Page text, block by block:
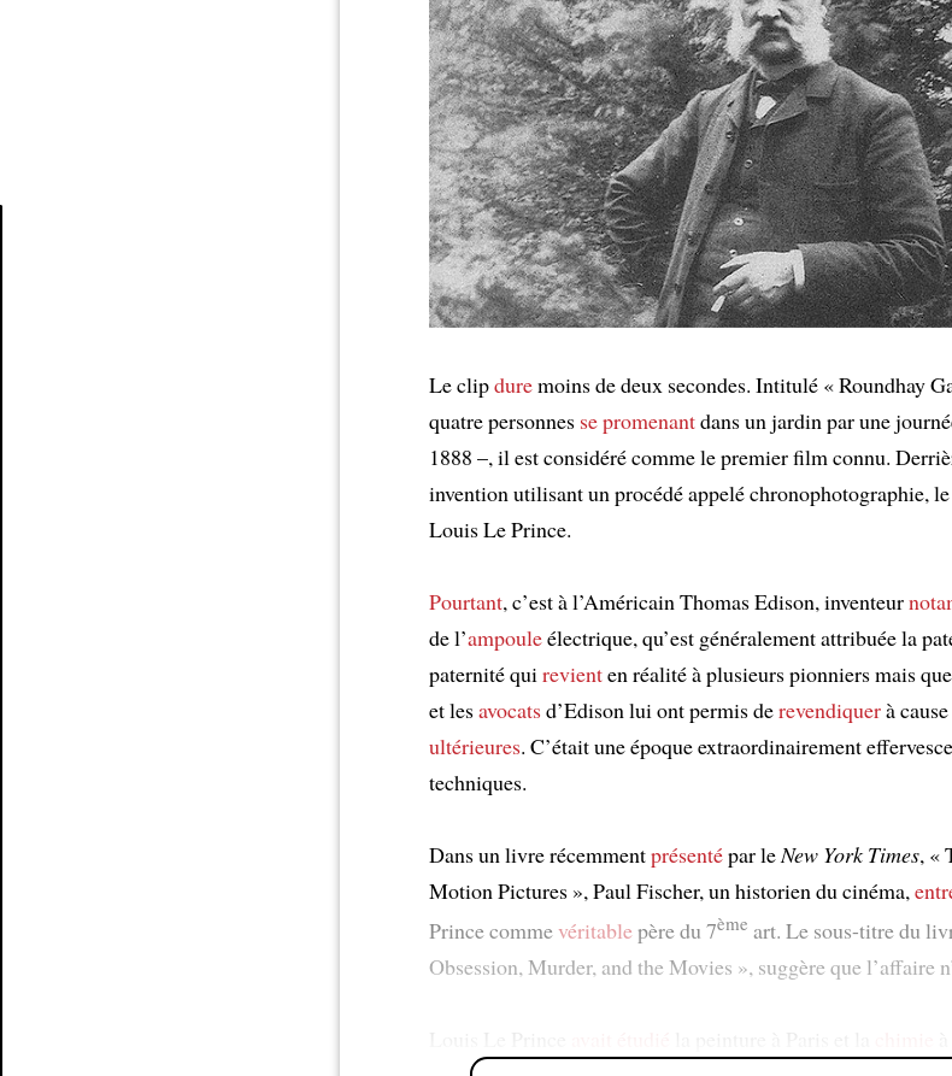
Le clipduremoins de deux secondes. Intitulé « Roundhay
quatre personnes se promenantdans un jardin par une
1888 –, il est considéré comme le premier film connu.
invention utilisant un procédé appelé chronophotographie, le
Louis Le Prince.
Pourtant, c’est à l’Américain Thomas Edison, inventeur
de l’ampouleélectrique, qu’est généralement attribuée la
paternité qui revienten réalité à plusieurs pionniers mais
et lesavocatsd’Edison lui ont permis derevendiquerà
ultérieures. C’était une époque extraordinairement
techniques.
Dans un livre récemmentprésentépar le New York Times, «
Motion Pictures », Paul Fischer, un historien du cinéma,
Prince commevéritablepère du 7ème art. Le sous-titre du
Obsession, Murder, and the Movies », suggère que l’affaire